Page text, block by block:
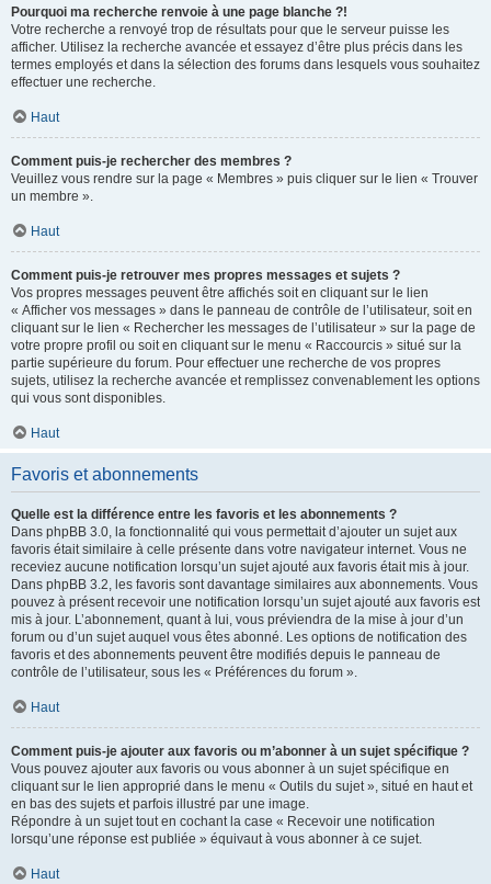
Pourquoi ma recherche renvoie à une page blanche ?!
Votre recherche a renvoyé trop de résultats pour que le serveur puisse les
afficher. Utilisez la recherche avancée et essayez d’être plus précis dans les
termes employés et dans la sélection des forums dans lesquels vous souhaitez
effectuer une recherche.
Haut
Comment puis-je rechercher des membres ?
Veuillez vous rendre sur la page « Membres » puis cliquer sur le lien « Trouver
un membre ».
Haut
Comment puis-je retrouver mes propres messages et sujets ?
Vos propres messages peuvent être affichés soit en cliquant sur le lien
« Afficher vos messages » dans le panneau de contrôle de l’utilisateur, soit en
cliquant sur le lien « Rechercher les messages de l’utilisateur » sur la page de
votre propre profil ou soit en cliquant sur le menu « Raccourcis » situé sur la
partie supérieure du forum. Pour effectuer une recherche de vos propres
sujets, utilisez la recherche avancée et remplissez convenablement les options
qui vous sont disponibles.
Haut
Favoris et abonnements
Quelle est la différence entre les favoris et les abonnements ?
Dans phpBB 3.0, la fonctionnalité qui vous permettait d’ajouter un sujet aux
favoris était similaire à celle présente dans votre navigateur internet. Vous ne
receviez aucune notification lorsqu’un sujet ajouté aux favoris était mis à jour.
Dans phpBB 3.2, les favoris sont davantage similaires aux abonnements. Vous
pouvez à présent recevoir une notification lorsqu’un sujet ajouté aux favoris est
mis à jour. L’abonnement, quant à lui, vous préviendra de la mise à jour d’un
forum ou d’un sujet auquel vous êtes abonné. Les options de notification des
favoris et des abonnements peuvent être modifiés depuis le panneau de
contrôle de l’utilisateur, sous les « Préférences du forum ».
Haut
Comment puis-je ajouter aux favoris ou m’abonner à un sujet spécifique ?
Vous pouvez ajouter aux favoris ou vous abonner à un sujet spécifique en
cliquant sur le lien approprié dans le menu « Outils du sujet », situé en haut et
en bas des sujets et parfois illustré par une image.
Répondre à un sujet tout en cochant la case « Recevoir une notification
lorsqu’une réponse est publiée » équivaut à vous abonner à ce sujet.
Haut